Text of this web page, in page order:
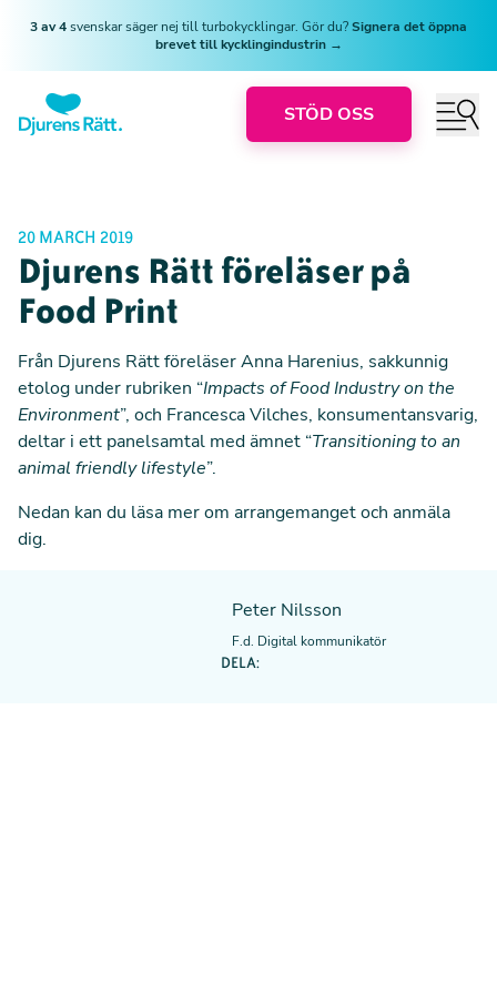
3 av 4svenskar säger nej till turbokycklingar. Gör du?Signera det öppna
brevet till kycklingindustrin →
STÖD OSS
20 MARCH 2019
Djurens Rätt föreläser på
Food Print
Från Djurens Rätt föreläser Anna Harenius, sakkunnig
etolog under rubriken “Impacts of Food Industry on the
Environment”, och Francesca Vilches, konsumentansvarig,
deltar i ett panelsamtal med ämnet “Transitioning to an
animal friendly lifestyle”.
Nedan kan du läsa mer om arrangemanget och anmäla
dig.
Peter Nilsson
F.d. Digital kommunikatör
DELA: